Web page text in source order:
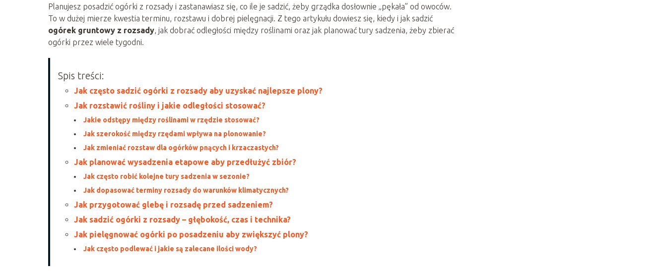
Planujesz posadzić ogórki z rozsady i zastanawiasz się, co ile je sadzić, żeby grządka dosłownie „pękała” od owoców.
To w dużej mierze kwestia terminu, rozstawu i dobrej pielęgnacji. Z tego artykułu dowiesz się, kiedy i jak sadzić
ogórek gruntowy z rozsady, jak dobrać odległości między roślinami oraz jak planować tury sadzenia, żeby zbierać
ogórki przez wiele tygodni.
Spis treści:
Jak często sadzić ogórki z rozsady aby uzyskać najlepsze plony?
Jak rozstawić rośliny i jakie odległości stosować?
Jakie odstępy między roślinami w rzędzie stosować?
Jak szerokość między rzędami wpływa na plonowanie?
Jak zmieniać rozstaw dla ogórków pnących i krzaczastych?
Jak planować wysadzenia etapowe aby przedłużyć zbiór?
Jak często robić kolejne tury sadzenia w sezonie?
Jak dopasować terminy rozsady do warunków klimatycznych?
Jak przygotować glebę i rozsadę przed sadzeniem?
Jak sadzić ogórki z rozsady – głębokość, czas i technika?
Jak pielęgnować ogórki po posadzeniu aby zwiększyć plony?
Jak często podlewać i jakie są zalecane ilości wody?